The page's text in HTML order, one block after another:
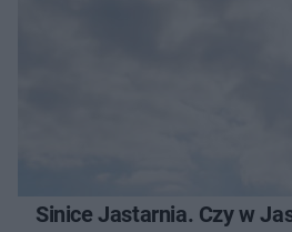
Sinice Jastarnia. Czy w